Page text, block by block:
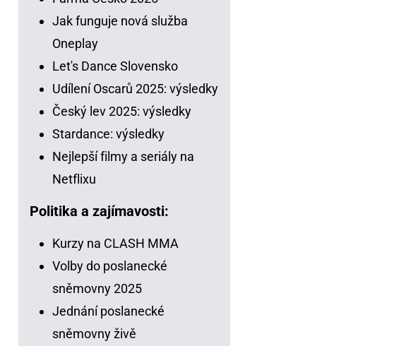
Jak funguje nová služba
Oneplay
Let's Dance Slovensko
Udílení Oscarů 2025: výsledky
Český lev 2025: výsledky
Stardance: výsledky
Nejlepší filmy a seriály na
Netflixu
Politika a zajímavosti:
Kurzy na CLASH MMA
Volby do poslanecké
sněmovny 2025
Jednání poslanecké
sněmovny živě